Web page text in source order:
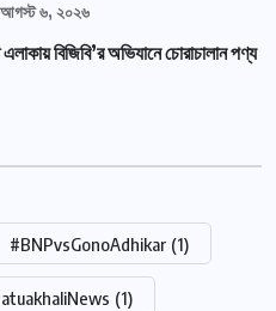
আগস্ট ৬, ২০২৬
বিজিবি’র অভিযানে চোরাচালান পণ্য
#BNPvsGonoAdhikar (1)
(1)